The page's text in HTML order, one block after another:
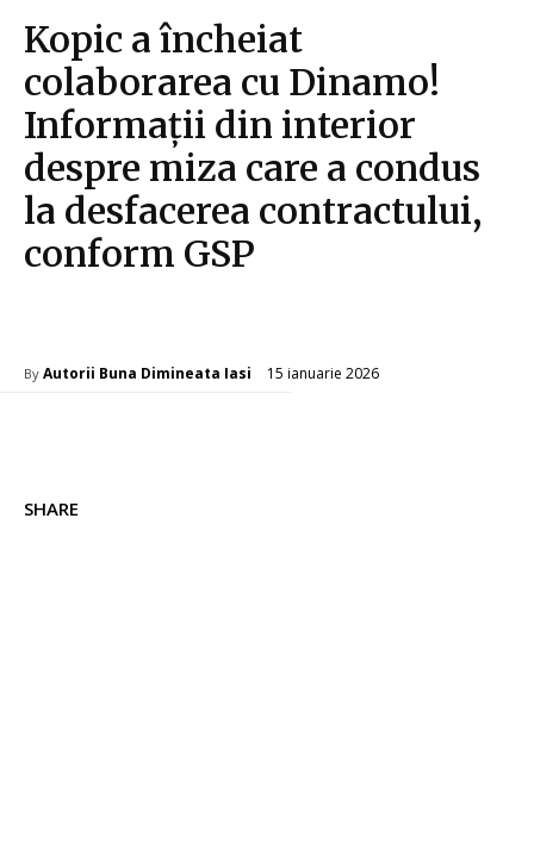
Kopic a încheiat
colaborarea cu Dinamo!
Informații din interior
despre miza care a condus
la desfacerea contractului,
conform GSP
By Autorii Buna Dimineata Iasi 15 ianuarie 2026
SHARE